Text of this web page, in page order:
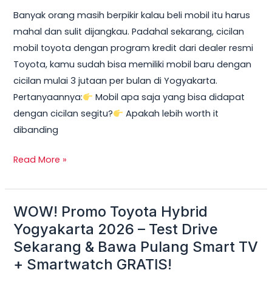
Banyak orang masih berpikir kalau beli mobil itu harus
mahal dan sulit dijangkau. Padahal sekarang, cicilan
mobil toyota dengan program kredit dari dealer resmi
Toyota, kamu sudah bisa memiliki mobil baru dengan
cicilan mulai 3 jutaan per bulan di Yogyakarta.
Pertanyaannya:
Mobil apa saja yang bisa didapat
dengan cicilan segitu?
Apakah lebih worth it
dibanding
2026:
Cicilan
mobil
toyota
Mulai
3
Jutaan,
DP
&
Read More »
WOW! Promo Toyota Hybrid
Yogyakarta 2026 – Test Drive
Sekarang & Bawa Pulang Smart TV
+ Smartwatch GRATIS!
WOW!
Promo
Toyota
Hybrid